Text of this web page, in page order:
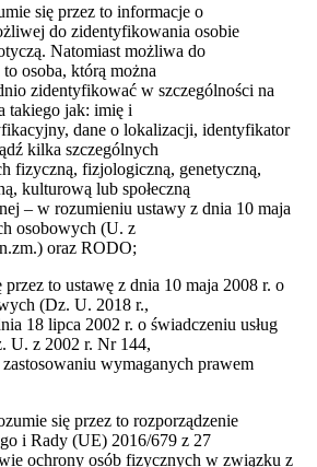
się przez to informacje o
do zidentyfikowania osobie
Natomiast możliwa do
osoba, którą można
zidentyfikować w szczególności na
takiego jak: imię i
dane o lokalizacji, identyfikator
kilka szczególnych
fizyczną, fizjologiczną, genetyczną,
kulturową lub społeczną
– w rozumieniu ustawy z dnia 10 maja
osobowych (U. z
oraz RODO;
to ustawę z dnia 10 maja 2008 r. o
(Dz. U. 2018 r.,
18 lipca 2002 r. o świadczeniu usług
U. z 2002 r. Nr 144,
wymaganych prawem
się przez to rozporządzenie
i Rady (UE) 2016/679 z 27
ochrony osób fizycznych w związku z